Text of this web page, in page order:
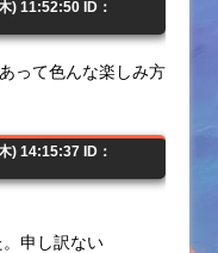
) 11:52:50 ID：
って色んな楽しみ方
) 14:15:37 ID：
申し訳ない